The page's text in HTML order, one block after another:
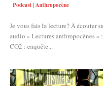
Podcast | Anthropocène
Je vous fais la lecture? À écouter sur toutes les plateformes de streaming
audio « Lectures anthropocènes » : "Circularités urbaines. Déchets, énergie,
CO2 : enquête...